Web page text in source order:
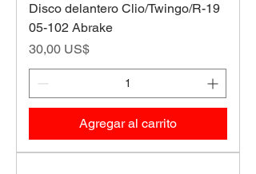
Disco delantero Clio/Twingo/R-19
05-102 Abrake
Precio
30,00 US$
Agregar al carrito